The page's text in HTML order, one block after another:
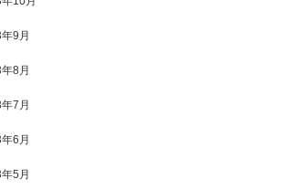
9月
8月
7月
6月
5月